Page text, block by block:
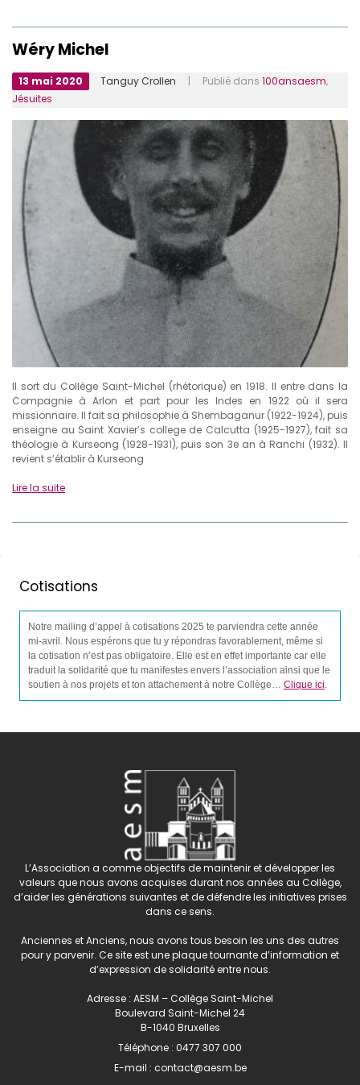
Wéry Michel
13 mai 2020 Tanguy Crollen | Publié dans 100ansaesm,
Jésuites
Il sort du Collège Saint-Michel (rhétorique) en 1918. Il entre dans la
Compagnie à Arlon et part pour les Indes en 1922 où il sera
missionnaire. Il fait sa philosophie à Shembaganur (1922-1924), puis
enseigne au Saint Xavier’s college de Calcutta (1925-1927), fait sa
théologie à Kurseong (1928-1931), puis son 3e an à Ranchi (1932). Il
revient s’établir à Kurseong
Lire la suite
Cotisations
Notre mailing d’appel à cotisations 2025 te parviendra cette année
mi-avril. Nous espérons que tu y répondras favorablement, même si
la cotisation n’est pas obligatoire. Elle est en effet importante car elle
traduit la solidarité que tu manifestes envers l’association ainsi que le
soutien à nos projets et ton attachement à notre Collège… Clique ici
L’Association a comme objectifs de maintenir et développer les
valeurs que nous avons acquises durant nos années au Collège,
d’aider les générations suivantes et de défendre les initiatives prises
dans ce sens.
Anciennes et Anciens, nous avons tous besoin les uns des autres
pour y parvenir. Ce site est une plaque tournante d’information et
d’expression de solidarité entre nous.
Adresse : AESM – Collège Saint-Michel
Boulevard Saint-Michel 24
B-1040 Bruxelles
Téléphone : 0477 307 000
E-mail : contact@aesm.be